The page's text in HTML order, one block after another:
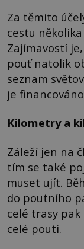
Za těmito
cestu
Zajímavostí
pouť natolik
seznam
je
Kilometry a
Záleží jen na
tím se také
muset ujít.
do poutního
celé trasy
celé pouti.